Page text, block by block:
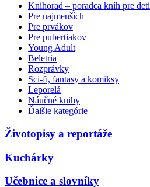
Knihorad – poradca kníh pre deti
Pre najmenších
Pre prvákov
Pre pubertiakov
Young Adult
Beletria
Rozprávky
Sci-fi, fantasy a komiksy
Leporelá
Náučné knihy
Ďalšie kategórie
Životopisy a reportáže
Kuchárky
Učebnice a slovníky